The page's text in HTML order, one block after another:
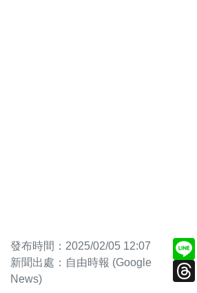
發布時間：2025/02/05 12:07
新聞出處：自由時報 (Google
News)